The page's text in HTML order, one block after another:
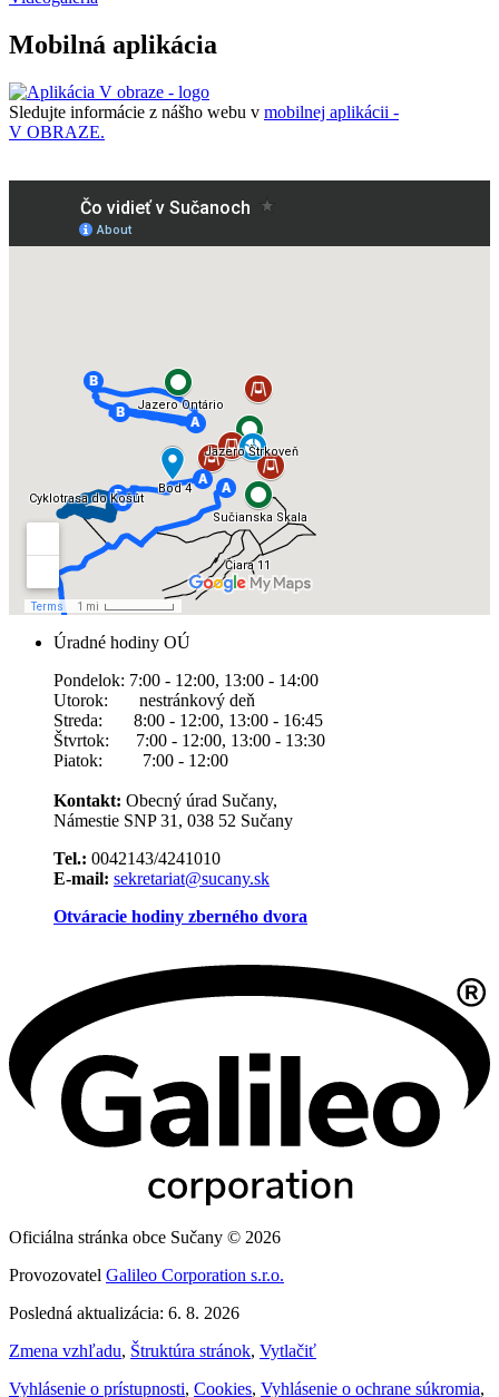
Mobilná aplikácia
Sledujte informácie z nášho webu v mobilnej aplikácii -
V OBRAZE.
Úradné hodiny OÚ
Pondelok: 7:00 - 12:00, 13:00 - 14:00
Utorok: nestránkový deň
Streda: 8:00 - 12:00, 13:00 - 16:45
Štvrtok: 7:00 - 12:00, 13:00 - 13:30
Piatok: 7:00 - 12:00
Kontakt: Obecný úrad Sučany,
Námestie SNP 31, 038 52 Sučany
Tel.: 0042143/4241010
E-mail: sekretariat@sucany.sk
Otváracie hodiny zberného dvora
Oficiálna stránka obce Sučany © 2026
Provozovatel Galileo Corporation s.r.o.
Posledná aktualizácia: 6. 8. 2026
Zmena vzhľadu, Štruktúra stránok, Vytlačiť
Vyhlásenie o prístupnosti, Cookies, Vyhlásenie o ochrane súkromia,